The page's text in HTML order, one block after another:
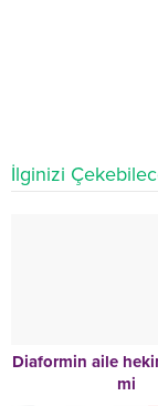
İlginizi
Diaformin aile
mi